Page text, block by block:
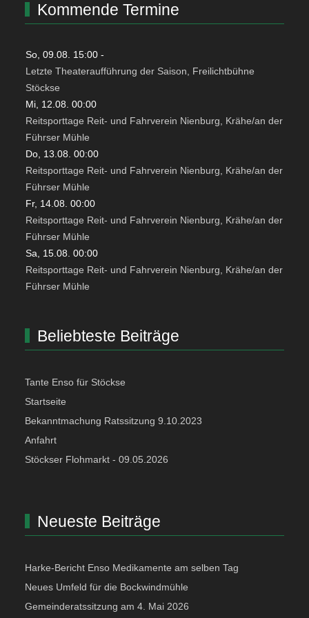
Kommende Termine
So, 09.08. 15:00-
Letzte Theateraufführung der Saison, Freilichtbühne
Stöckse
Mi, 12.08. 00:00
Reitsporttage Reit- und Fahrverein Nienburg, Krähe/an der
Führser Mühle
Do, 13.08. 00:00
Reitsporttage Reit- und Fahrverein Nienburg, Krähe/an der
Führser Mühle
Fr, 14.08. 00:00
Reitsporttage Reit- und Fahrverein Nienburg, Krähe/an der
Führser Mühle
Sa, 15.08. 00:00
Reitsporttage Reit- und Fahrverein Nienburg, Krähe/an der
Führser Mühle
Beliebteste Beiträge
Tante Enso für Stöckse
Startseite
Bekanntmachung Ratssitzung 9.10.2023
Anfahrt
Stöckser Flohmarkt - 09.05.2026
Neueste Beiträge
Harke-Bericht Enso Medikamente am selben Tag
Neues Umfeld für die Bockwindmühle
Gemeinderatssitzung am 4. Mai 2026